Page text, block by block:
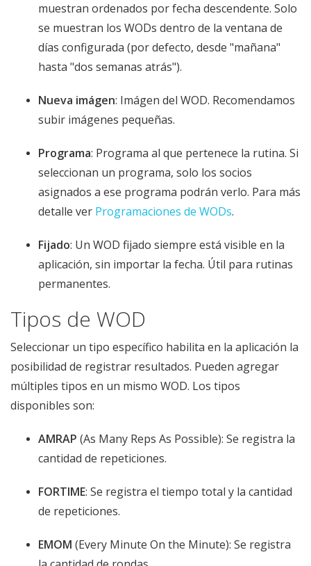
muestran ordenados por fecha descendente. Solo
se muestran los WODs dentro de la ventana de
días configurada (por defecto, desde "mañana"
hasta "dos semanas atrás").
Nueva imágen: Imágen del WOD. Recomendamos
subir imágenes pequeñas.
Programa: Programa al que pertenece la rutina. Si
seleccionan un programa, solo los socios
asignados a ese programa podrán verlo. Para más
detalle ver Programaciones de WODs.
Fijado: Un WOD fijado siempre está visible en la
aplicación, sin importar la fecha. Útil para rutinas
permanentes.
Tipos de WOD
Seleccionar un tipo específico habilita en la aplicación la
posibilidad de registrar resultados. Pueden agregar
múltiples tipos en un mismo WOD. Los tipos
disponibles son:
AMRAP (As Many Reps As Possible): Se registra la
cantidad de repeticiones.
FORTIME: Se registra el tiempo total y la cantidad
de repeticiones.
EMOM (Every Minute On the Minute): Se registra